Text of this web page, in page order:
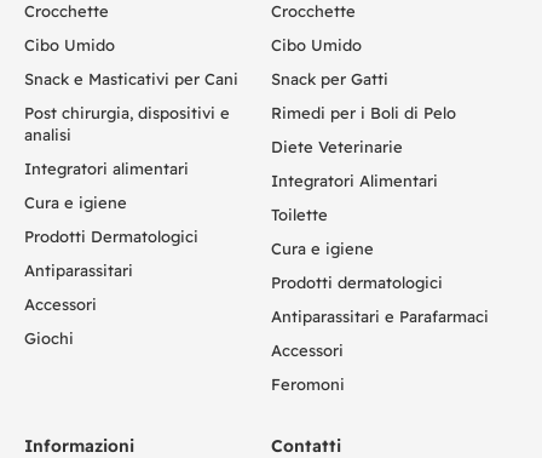
Crocchette
Cibo Umido
Snack e Masticativi per Cani
Post chirurgia, dispositivi e
analisi
Integratori alimentari
Cura e igiene
Prodotti Dermatologici
Antiparassitari
Accessori
Giochi
Crocchette
Cibo Umido
Snack per Gatti
Rimedi per i Boli di Pelo
Diete Veterinarie
Integratori Alimentari
Toilette
Cura e igiene
Prodotti dermatologici
Antiparassitari e Parafarmaci
Accessori
Feromoni
Informazioni Contatti